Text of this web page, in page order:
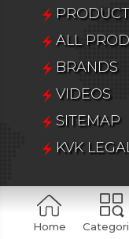
Home
ALL
BRANDS
VIDEOS
SITEMAP
KVK
PRODUCT
Araç